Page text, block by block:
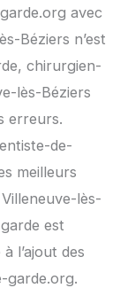
avec
Béziers n’est
chirurgien-
lès-Béziers
erreurs.
de-
meilleurs
lès-
est
l’ajout des
garde.org.